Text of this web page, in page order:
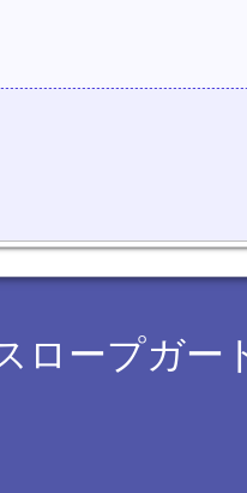
ロープガー